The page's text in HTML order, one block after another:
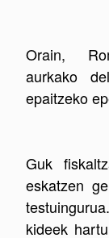
Orain,
aurkako
epaitzeko
Guk
eskatzen
kideek